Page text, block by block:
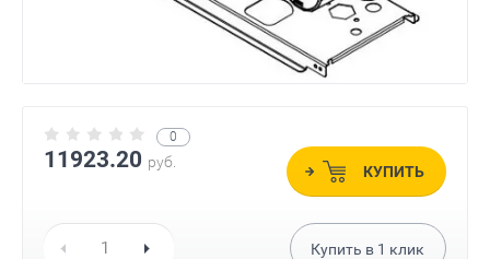
0
11923.20 руб.
КУПИТЬ
Купить в 1 клик